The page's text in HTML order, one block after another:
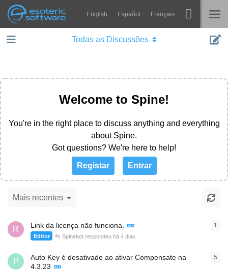
Esoteric Software
Navigation English Español Français
INÍCIO Spine
Runtimes
Aprender
Perguntas Frequentes
Experimente agora
Welcome to Spine!
You're in the right place to discuss anything and everything
about Spine.
Got questions? We're here to help!
Registar Entrar
Todas as Discussões
Mais recentes
R Link da licença não funciona.
Editor Spinebot respondeu há 4 dias
1
P
Auto Key é desativado ao ativar Compensate na
4.3.23
5